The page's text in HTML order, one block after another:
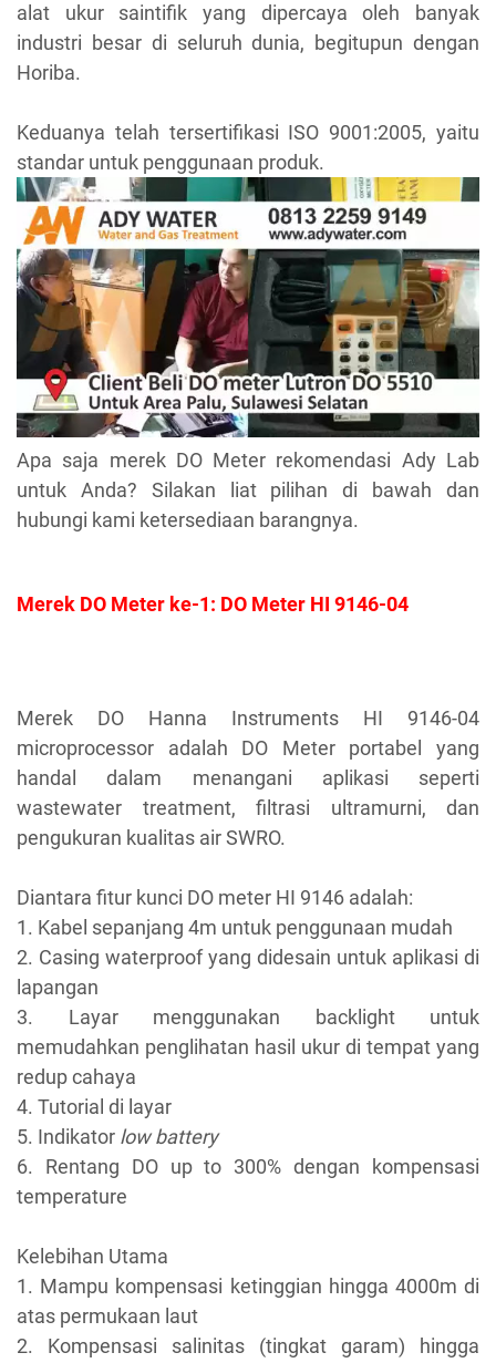
alat ukur saintifik yang dipercaya oleh banyak
industri besar di seluruh dunia, begitupun dengan
Horiba.
Keduanya telah tersertifikasi ISO 9001:2005, yaitu
standar untuk penggunaan produk.
Apa saja merek DO Meter rekomendasi Ady Lab
untuk Anda? Silakan liat pilihan di bawah dan
hubungi kami ketersediaan barangnya.
Merek DO Meter ke-1: DO Meter HI 9146-04
Merek DO Hanna Instruments HI 9146-04
microprocessor adalah DO Meter portabel yang
handal dalam menangani aplikasi seperti
wastewater treatment, filtrasi ultramurni, dan
pengukuran kualitas air SWRO.
Diantara fitur kunci DO meter HI 9146 adalah:
1. Kabel sepanjang 4m untuk penggunaan mudah
2. Casing waterproof yang didesain untuk aplikasi di
lapangan
3. Layar menggunakan backlight untuk
memudahkan penglihatan hasil ukur di tempat yang
redup cahaya
4. Tutorial di layar
5. Indikator low battery
6. Rentang DO up to 300% dengan kompensasi
temperature
Kelebihan Utama
1. Mampu kompensasi ketinggian hingga 4000m di
atas permukaan laut
2. Kompensasi salinitas (tingkat garam) hingga